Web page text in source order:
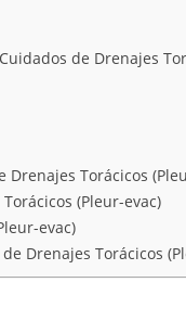
de Drenajes
Torácicos
(Pleur-evac)
evac)
Drenajes Torácicos